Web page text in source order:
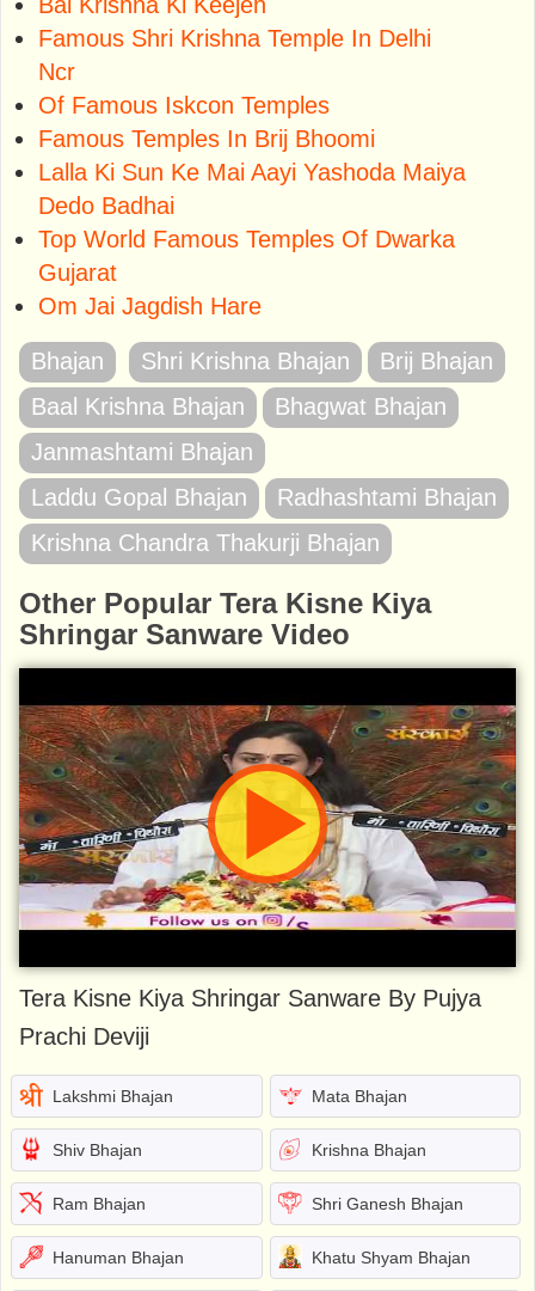
Famous Shri Krishna Temple In Delhi
Ncr
Of Famous Iskcon Temples
Famous Temples In Brij Bhoomi
Lalla Ki Sun Ke Mai Aayi Yashoda Maiya
Dedo Badhai
Top World Famous Temples Of Dwarka
Gujarat
Om Jai Jagdish Hare
Bhajan Shri Krishna Bhajan
Brij Bhajan
Baal Krishna Bhajan
Bhagwat Bhajan
Janmashtami Bhajan
Laddu Gopal Bhajan
Radhashtami Bhajan
Krishna Chandra Thakurji Bhajan
Other Popular Tera Kisne Kiya
Shringar Sanware Video
Tera Kisne Kiya Shringar Sanware By Pujya
Prachi Deviji
Lakshmi Bhajan Mata Bhajan
Shiv Bhajan Krishna Bhajan
Ram Bhajan Shri Ganesh Bhajan
Hanuman Bhajan Khatu Shyam Bhajan